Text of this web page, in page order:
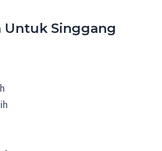
Untuk Singgang